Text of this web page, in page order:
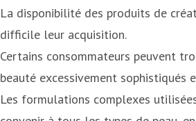
La disponibilité des produits de
difficile leur acquisition.
Certains consommateurs peuvent
beauté excessivement sophistiqués
Les formulations complexes